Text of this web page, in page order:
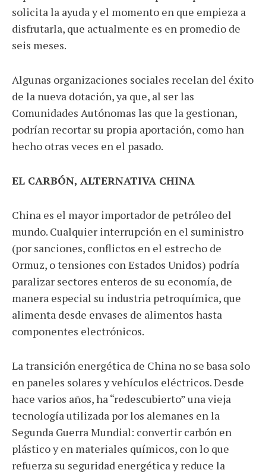
solicita la ayuda y el momento en que empieza a
disfrutarla, que actualmente es en promedio de
seis meses.
Algunas organizaciones sociales recelan del éxito
de la nueva dotación, ya que, al ser las
Comunidades Autónomas las que la gestionan,
podrían recortar su propia aportación, como han
hecho otras veces en el pasado.
EL CARBÓN, ALTERNATIVA CHINA
China es el mayor importador de petróleo del
mundo. Cualquier interrupción en el suministro
(por sanciones, conflictos en el estrecho de
Ormuz, o tensiones con Estados Unidos) podría
paralizar sectores enteros de su economía, de
manera especial su industria petroquímica, que
alimenta desde envases de alimentos hasta
componentes electrónicos.
La transición energética de China no se basa solo
en paneles solares y vehículos eléctricos. Desde
hace varios años, ha “redescubierto” una vieja
tecnología utilizada por los alemanes en la
Segunda Guerra Mundial: convertir carbón en
plástico y en materiales químicos, con lo que
refuerza su seguridad energética y reduce la